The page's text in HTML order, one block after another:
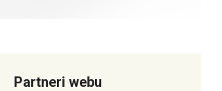
Partneri webu